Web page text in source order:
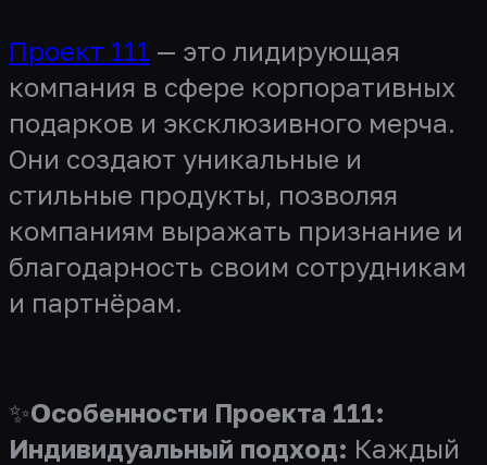
Проект 111 — это лидирующая
компания в сфере корпоративных
подарков и эксклюзивного мерча.
Они создают уникальные и
стильные продукты, позволяя
компаниям выражать признание и
благодарность своим сотрудникам
и партнёрам.
✨Особенности Проекта 111:
Индивидуальный подход: Каждый